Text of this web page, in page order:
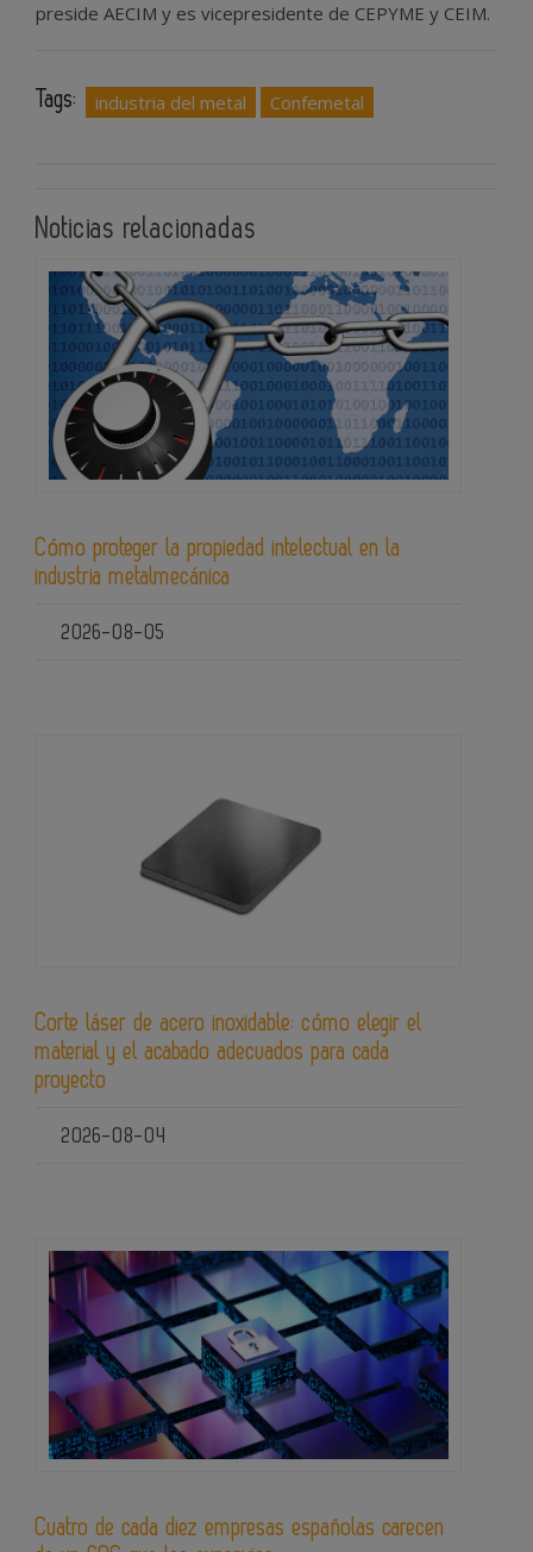
preside AECIM y es vicepresidente de CEPYME y CEIM.
Tags: industria del metal Confemetal
Noticias relacionadas
Cómo proteger la propiedad intelectual en la
industria metalmecánica
2026-08-05
Corte láser de acero inoxidable: cómo elegir el
material y el acabado adecuados para cada
proyecto
2026-08-04
Cuatro de cada diez empresas españolas carecen